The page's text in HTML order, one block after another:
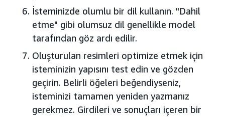
İsteminizde olumlu bir dil kullanın. "Dahil
etme" gibi olumsuz dil genellikle model
tarafından göz ardı edilir.
Oluşturulan resimleri optimize etmek için
isteminizin yapısını test edin ve gözden
geçirin. Belirli öğeleri beğendiyseniz,
isteminizi tamamen yeniden yazmanız
gerekmez. Girdileri ve sonuçları içeren bir